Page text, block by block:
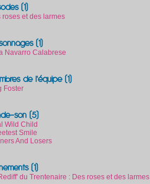
(1)
roses et des larmes
(1)
Navarro Calabrese
de l'équipe (1)
Foster
son (5)
Wild Child
Smile
And Losers
(1)
du Trentenaire : Des roses et des larmes